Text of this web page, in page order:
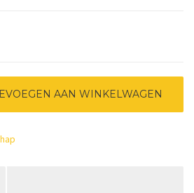
AAN WINKELWAGEN